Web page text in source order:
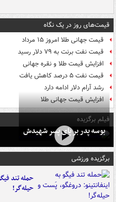
قیمت‌های روز در یک نگاه
قیمت جهانی طلا امروز ۱۵ مرداد
قیمت نفت برنت به ۷۹ دلار رسید
افزایش قیمت طلا و نقره جهانی
قیمت نفت ۵ درصد کاهش یافت
رشد آرام دلار ادامه دارد
افزایش قیمت جهانی طلا
فیلم برگزیده
بوسه‌ پدر بر پای پسر شهیدش
برگزیده ورزشی
حمله تند
حیله‌گر!